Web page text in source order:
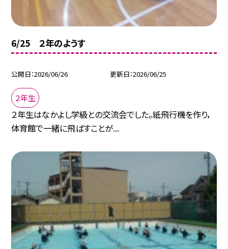
6/25 ２年のようす
公開日 2026/06/26 更新日 2026/06/25
２年生
２年生はなかよし学級との交流会でした。紙飛行機を作り，
体育館で一緒に飛ばすことが...